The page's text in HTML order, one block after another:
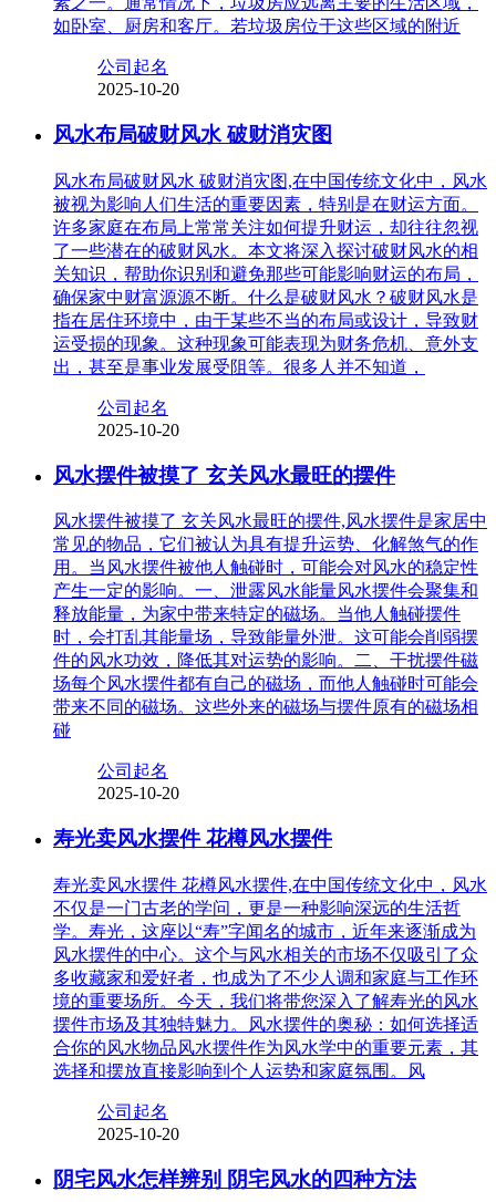
如卧室、厨房和客厅。若垃圾房位于这些区域的附近
公司起名
2025-10-20
风水布局破财风水 破财消灾图
风水布局破财风水 破财消灾图,在中国传统文化中，风水
被视为影响人们生活的重要因素，特别是在财运方面。
许多家庭在布局上常常关注如何提升财运，却往往忽视
了一些潜在的破财风水。本文将深入探讨破财风水的相
关知识，帮助你识别和避免那些可能影响财运的布局，
确保家中财富源源不断。什么是破财风水？破财风水是
指在居住环境中，由于某些不当的布局或设计，导致财
运受损的现象。这种现象可能表现为财务危机、意外支
出，甚至是事业发展受阻等。很多人并不知道，
公司起名
2025-10-20
风水摆件被摸了 玄关风水最旺的摆件
风水摆件被摸了 玄关风水最旺的摆件,风水摆件是家居中
常见的物品，它们被认为具有提升运势、化解煞气的作
用。当风水摆件被他人触碰时，可能会对风水的稳定性
产生一定的影响。一、泄露风水能量风水摆件会聚集和
释放能量，为家中带来特定的磁场。当他人触碰摆件
时，会打乱其能量场，导致能量外泄。这可能会削弱摆
件的风水功效，降低其对运势的影响。二、干扰摆件磁
场每个风水摆件都有自己的磁场，而他人触碰时可能会
带来不同的磁场。这些外来的磁场与摆件原有的磁场相
碰
公司起名
2025-10-20
寿光卖风水摆件 花樽风水摆件
寿光卖风水摆件 花樽风水摆件,在中国传统文化中，风水
不仅是一门古老的学问，更是一种影响深远的生活哲
学。寿光，这座以“寿”字闻名的城市，近年来逐渐成为
风水摆件的中心。这个与风水相关的市场不仅吸引了众
多收藏家和爱好者，也成为了不少人调和家庭与工作环
境的重要场所。今天，我们将带您深入了解寿光的风水
摆件市场及其独特魅力。风水摆件的奥秘：如何选择适
合你的风水物品风水摆件作为风水学中的重要元素，其
选择和摆放直接影响到个人运势和家庭氛围。风
公司起名
2025-10-20
阴宅风水怎样辨别 阴宅风水的四种方法